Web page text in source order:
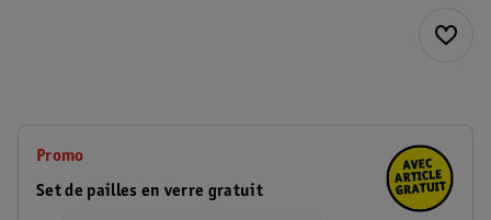
Promo
Set de pailles en verre gratuit